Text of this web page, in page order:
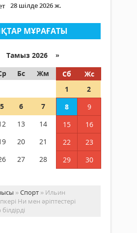
28 шілде 2026 ж.
МҰРАҒАТЫ
Тамыз 2026 »
Бс Жм Сб
Жс
1
2
5 6 7 8
9
13 14 15
16
20 21 22
23
27 28 29
30
»Спорт » Ильин
Ни мен әріптестері